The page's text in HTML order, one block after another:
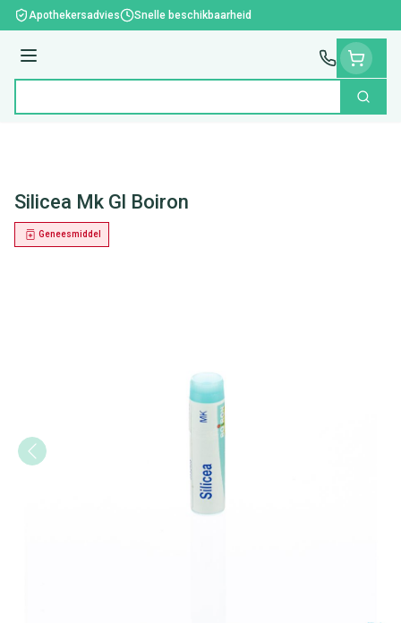
Ga naar de inhoud
Apothekersadvies Snelle beschikbaarheid
Menu
Zoek
Silicea Mk Gl Boiron
Geneesmiddel